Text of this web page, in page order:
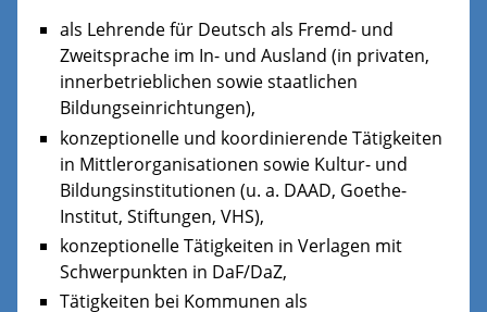
als Lehrende für Deutsch als Fremd- und
Zweitsprache im In- und Ausland (in privaten,
innerbetrieblichen sowie staatlichen
Bildungseinrichtungen),
konzeptionelle und koordinierende Tätigkeiten
in Mittlerorganisationen sowie Kultur- und
Bildungsinstitutionen (u. a. DAAD, Goethe-
Institut, Stiftungen, VHS),
konzeptionelle Tätigkeiten in Verlagen mit
Schwerpunkten in DaF/DaZ,
Tätigkeiten bei Kommunen als